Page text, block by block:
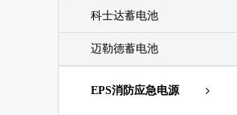
科士达蓄电池
迈勒德蓄电池
EPS消防应急电源